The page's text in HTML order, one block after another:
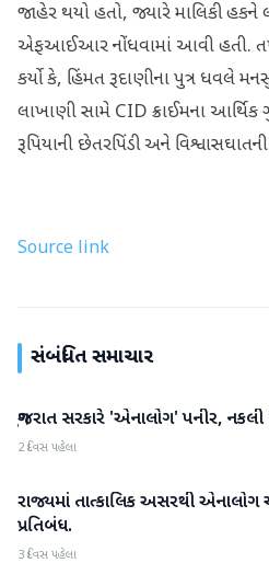
જાહેર થયો હતો, જ્યારે માલિકી
એફઆઈઆર નોંધવામાં આવી હતી.
કર્યો કે, હિંમત રૂદાણીના પુત્ર ધવલે
લાખાણી સામે CID ક્રાઈમના આર્થિક
રૂપિયાની છેતરપિંડી અને
Source link
સંબંધિત સમાચાર
ગુજરાત
2 દિવસ પહેલા
ગુજરાત
રાજ્યમાં તાત્કાલિક અસરથી
પ્રતિબંધ.
3 દિવસ પહેલા